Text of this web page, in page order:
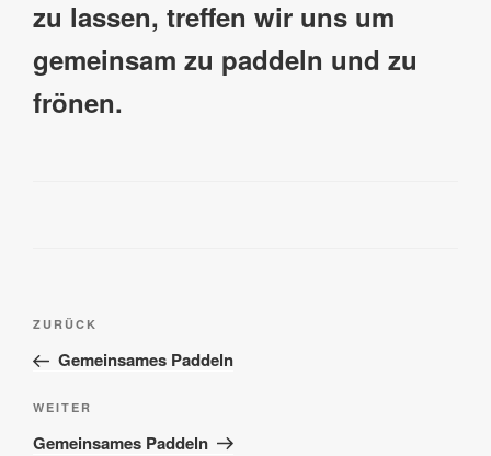
zu lassen, treffen wir uns um
gemeinsam zu paddeln und zu
frönen.
Beitragsnavigation
Vorheriger
Beitrag
ZURÜCK
Gemeinsames Paddeln
Nächster
Beitrag
WEITER
Gemeinsames Paddeln